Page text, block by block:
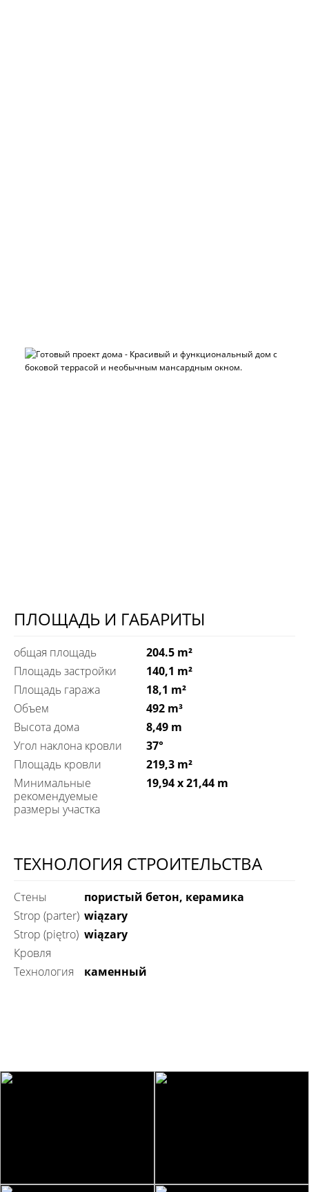
ПЛОЩАДЬ И ГАБАРИТЫ
общая площадь
204.5 m²
Площадь застройки
140,1 m²
Площадь гаража
18,1 m²
Объем
492 m³
Высота дома
8,49 m
Угол наклона кровли
37°
Площадь кровли
219,3 m²
Минимальные
рекомендуемые
размеры участка
19,94 x 21,44 m
ТЕХНОЛОГИЯ СТРОИТЕЛЬСТВА
Стены
пористый бетон, керамика
Strop (parter) wiązary
Strop (piętro) wiązary
Кровля
технология
каменный